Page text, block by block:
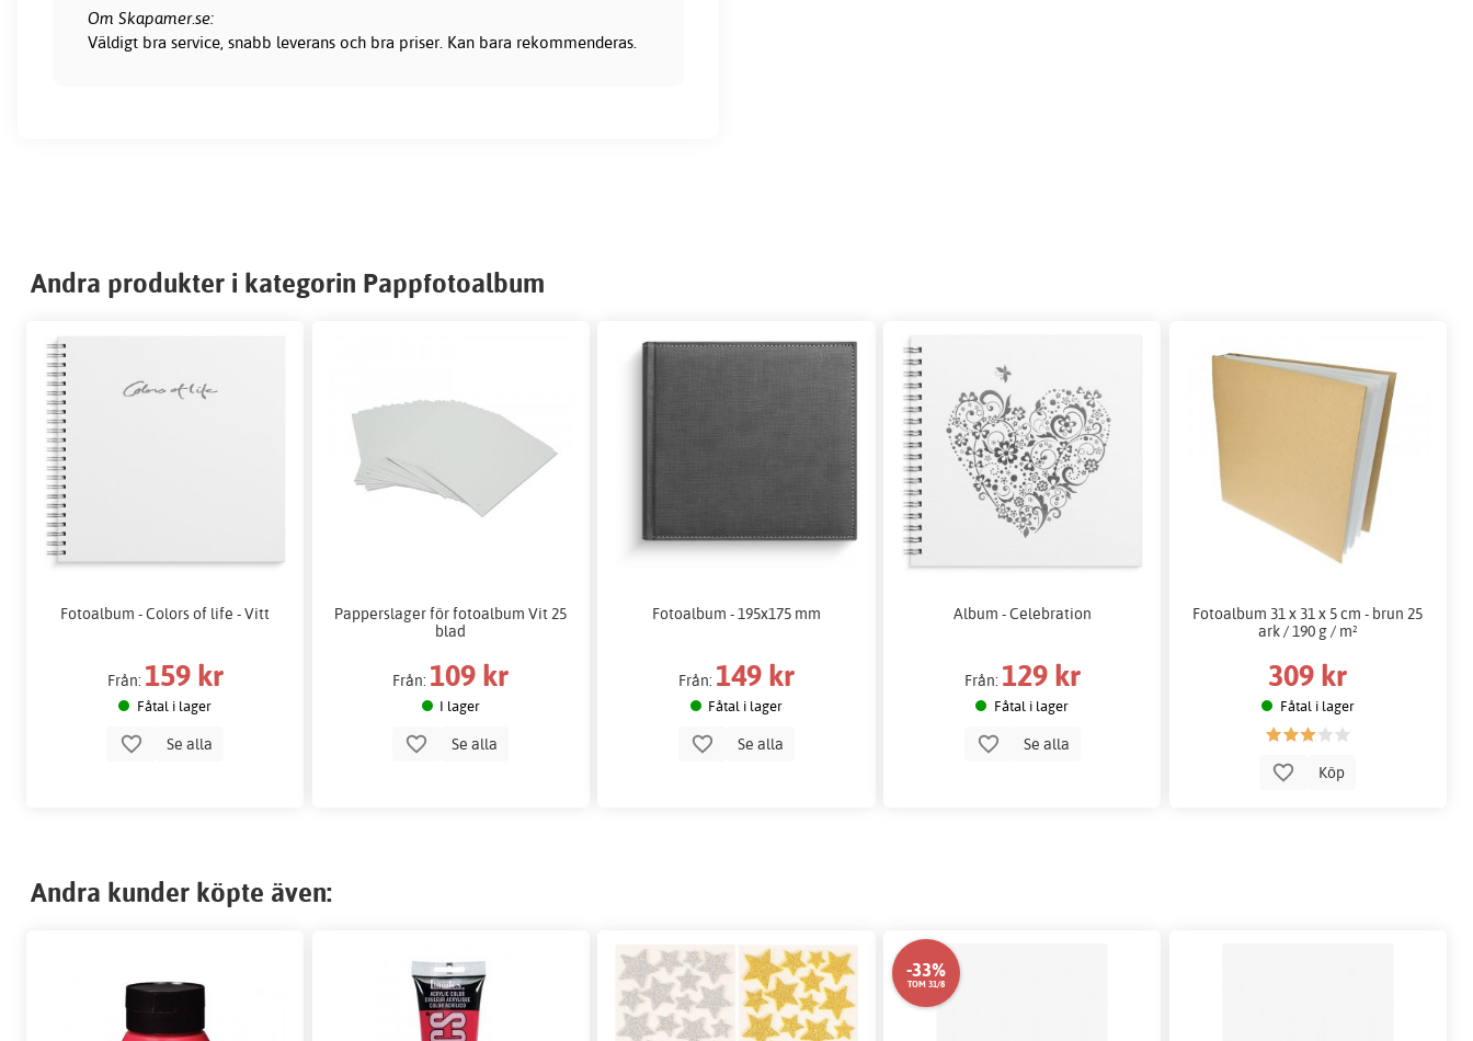
Om Skapamer.se:
Väldigt bra service, snabb leverans och bra priser. Kan bara rekommenderas.
Andra produkter i kategorin Pappfotoalbum
Fotoalbum - Colors of life - Vitt
Från: 159 kr
Fåtal i lager
Se alla
Papperslager för fotoalbum Vit 25
blad
Från: 109 kr
I lager
Se alla
Fotoalbum - 195x175 mm
Från: 149 kr
Fåtal i lager
Se alla
Album - Celebration
Från: 129 kr
Fåtal i lager
Se alla
Fotoalbum 31 x 31 x 5 cm - brun 25
ark / 190 g / m²
309 kr
Fåtal i lager
Köp
Andra kunder köpte även:
-33%
TOM 31/8